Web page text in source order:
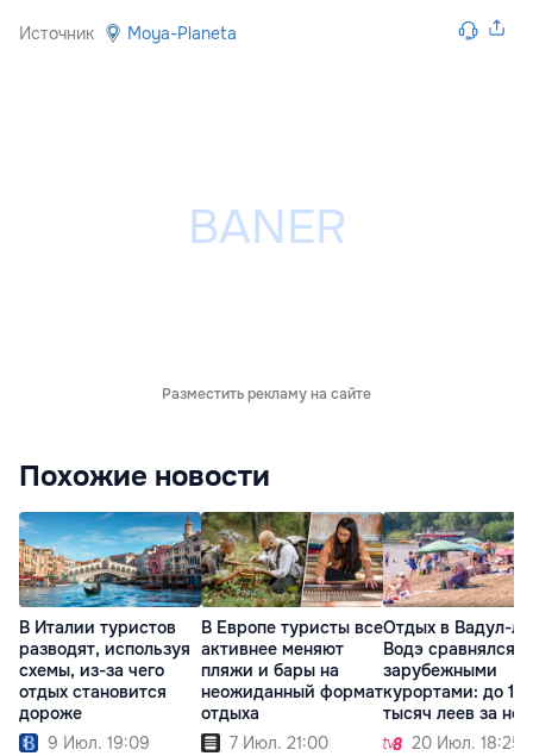
Источник Moya-Planeta
Разместить рекламу на сайте
Похожие новости
В Италии туристов
разводят, используя
схемы, из-за чего
отдых становится
дороже
9 Июл. 19:09
В Европе туристы все
активнее меняют
пляжи и бары на
неожиданный формат
отдыха
7 Июл. 21:00
Отдых в Вадул-
Водэ сравнялся с
зарубежными
курортами: до 12
тысяч леев за
20 Июл. 18:25